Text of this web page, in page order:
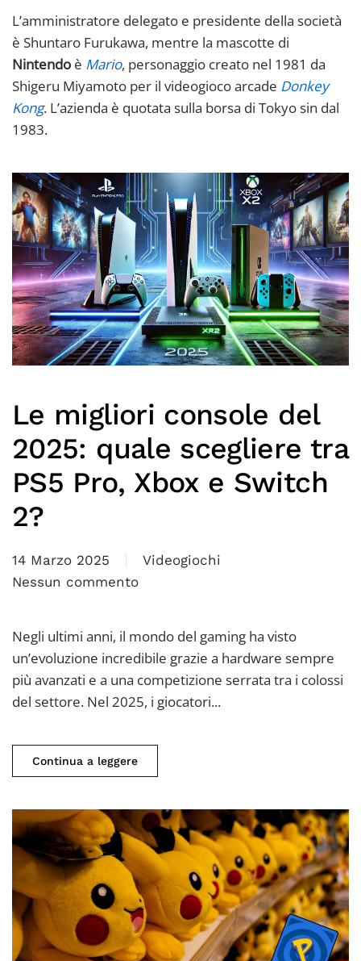
L’amministratore delegato e presidente della società
è Shuntaro Furukawa, mentre la mascotte di
Nintendo è Mario, personaggio creato nel 1981 da
Shigeru Miyamoto per il videogioco arcade Donkey
Kong. L’azienda è quotata sulla borsa di Tokyo sin dal
1983.
Le migliori console del
2025: quale scegliere tra
PS5 Pro, Xbox e Switch
2?
14 Marzo 2025
Videogiochi
Nessun commento
su
migliori
console
del
2025:
scegliere
Pro,
Xbox
e
Switch
2?
Negli ultimi anni, il mondo del gaming ha visto
un’evoluzione incredibile grazie a hardware sempre
più avanzati e a una competizione serrata tra i colossi
del settore. Nel 2025, i giocatori...
Continua a leggere